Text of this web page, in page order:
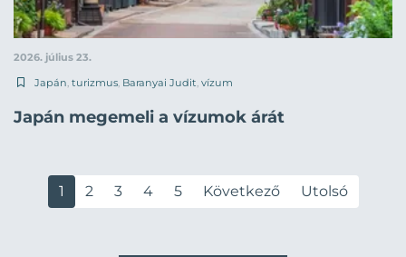
2026. július 23.
Japán, turizmus, Baranyai Judit, vízum
Japán megemeli a vízumok árát
1 2 3 4 5 Következő Utolsó